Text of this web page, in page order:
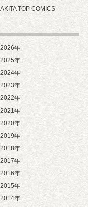
AKITA TOP COMICS
2026年
2025年
2024年
2023年
2022年
2021年
2020年
2019年
2018年
2017年
2016年
2015年
2014年